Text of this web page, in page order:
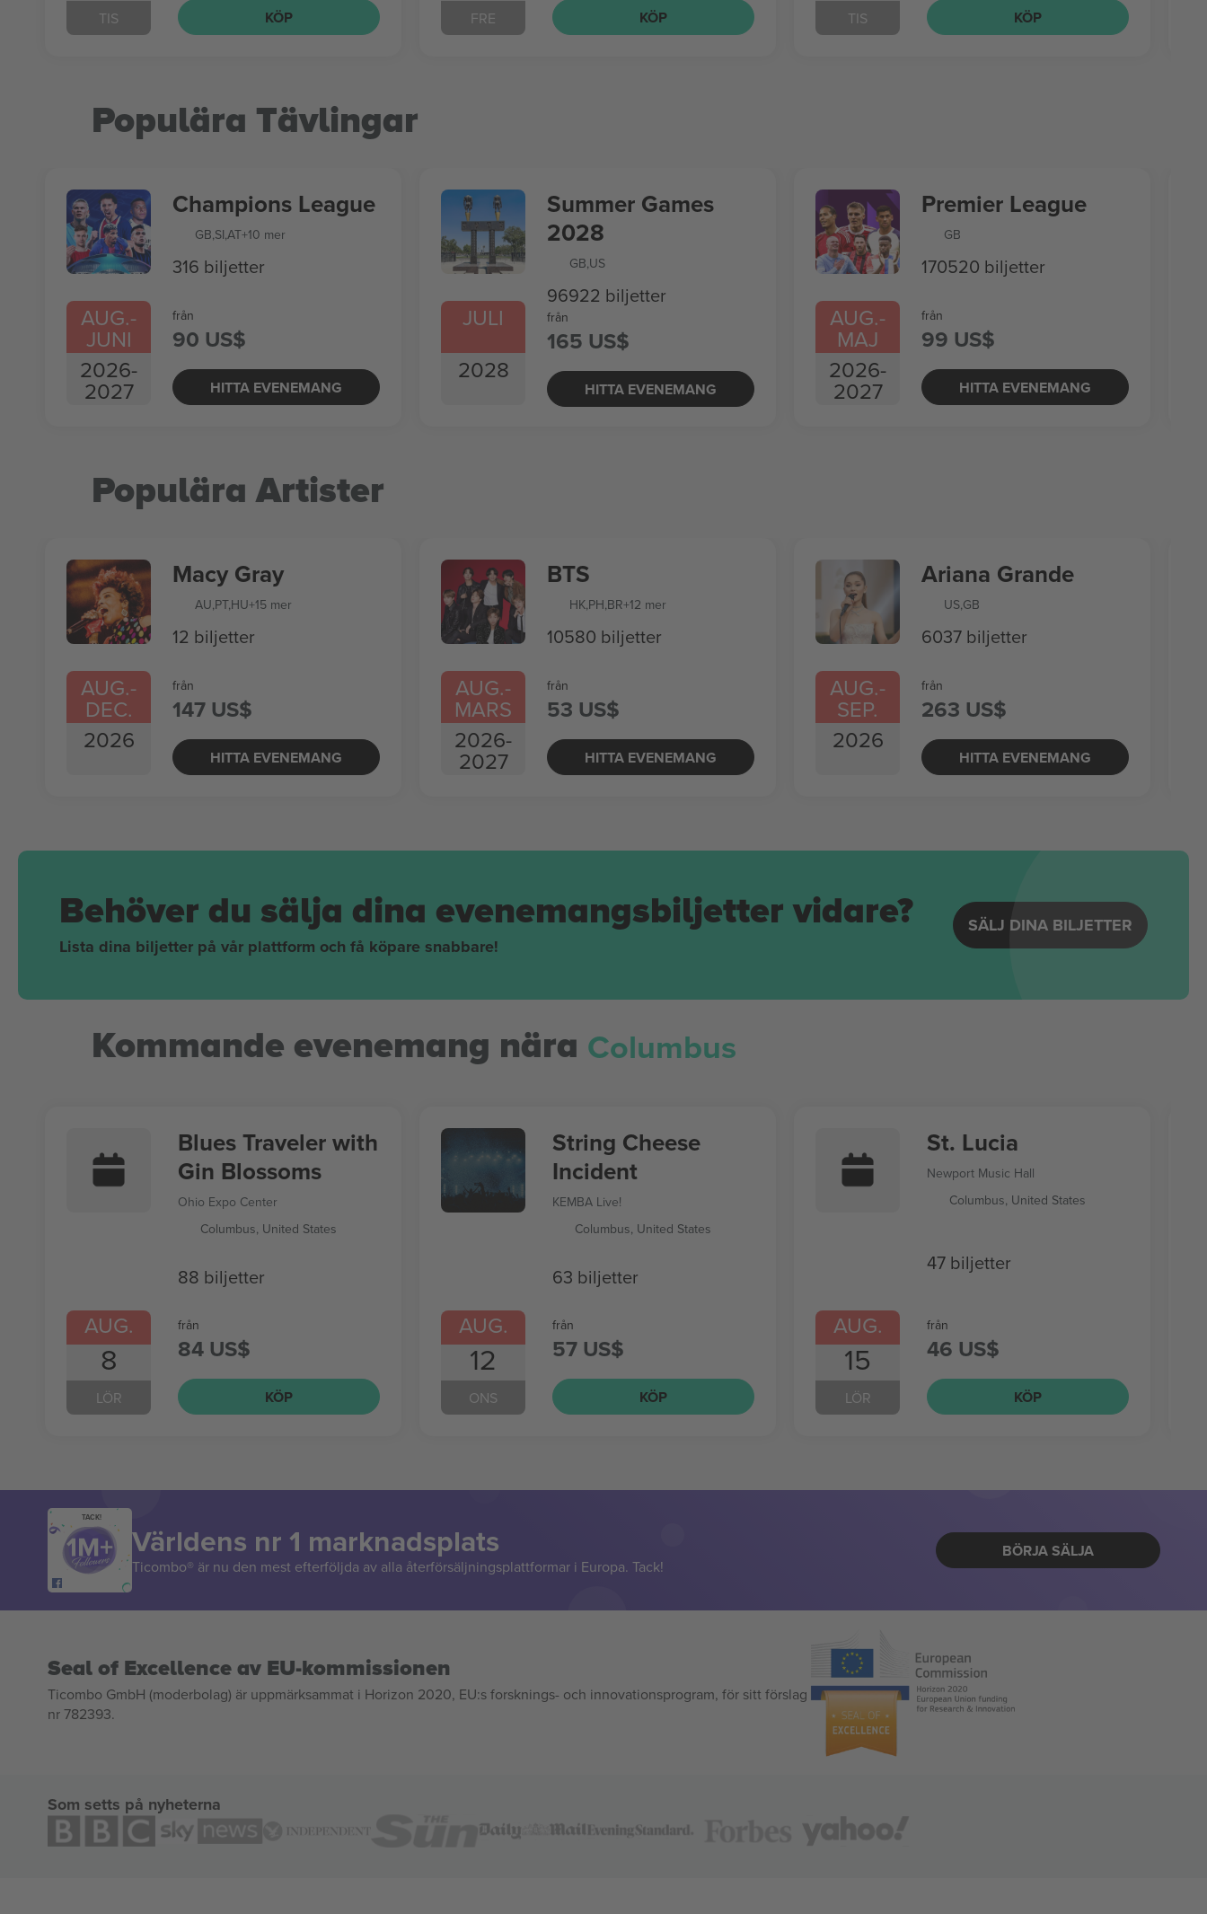
TIS KÖP FRE KÖP TIS KÖP
Populära Tävlingar
AUG.-
JUNI
2026-
2027
Champions League
GB,SI,AT+10 mer
316 biljetter
från
90 US$
HITTA EVENEMANG
JULI
2028
Summer Games
2028
GB,US
96922 biljetter
från
165 US$
HITTA EVENEMANG
AUG.-
MAJ
2026-
2027
Premier League
GB
170520 biljetter
från
99 US$
HITTA EVENEMANG
Populära Artister
AUG.-
DEC.
2026
Macy Gray
AU,PT,HU+15 mer
12 biljetter
från
147 US$
HITTA EVENEMANG
AUG.-
MARS
2026-
2027
BTS
HK,PH,BR+12 mer
10580 biljetter
från
53 US$
HITTA EVENEMANG
AUG.-
SEP.
2026
Ariana Grande
US,GB
6037 biljetter
från
263 US$
HITTA EVENEMANG
Behöver du sälja dina evenemangsbiljetter vidare?
Lista dina biljetter på vår plattform och få köpare snabbare!
SÄLJ DINA BILJETTER
Kommande evenemang nära Columbus
AUG.
8
LÖR
Blues Traveler with
Gin Blossoms
Ohio Expo Center
Columbus, United States
88 biljetter
från
84 US$
KÖP
AUG.
12
ONS
String Cheese
Incident
KEMBA Live!
Columbus, United States
63 biljetter
från
57 US$
KÖP
AUG.
15
LÖR
St. Lucia
Newport Music Hall
Columbus, United States
47 biljetter
från
46 US$
KÖP
TACK!
Världens nr 1 marknadsplats
Ticombo® är nu den mest efterföljda av alla återförsäljningsplattformar i Europa. Tack!
BÖRJA SÄLJA
Seal of Excellence av EU-kommissionen
Ticombo GmbH (moderbolag) är uppmärksammat i Horizon 2020, EU:s forsknings- och innovationsprogram, för sitt förslag
nr 782393.
Som setts på nyheterna